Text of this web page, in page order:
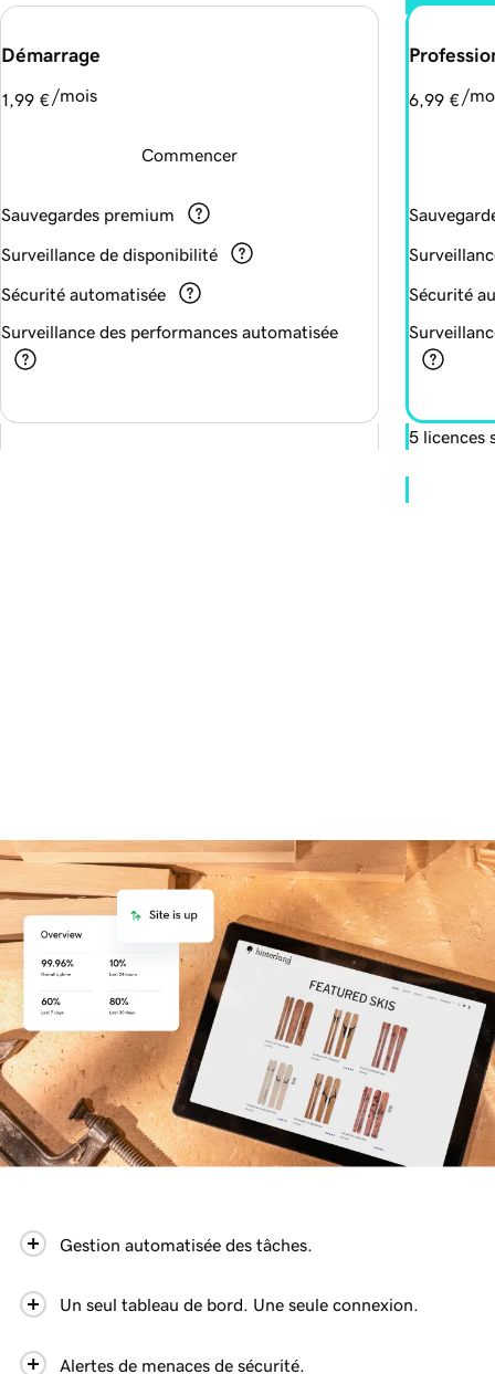
Démarrage
1,99 €/mois
Commencer
Sauvegardes premium
Surveillance de disponibilité
Sécurité automatisée
Surveillance des performances automatisée
5 licences
6,99 €/
Sécurité
Gestion automatisée des tâches.
Un seul tableau de bord. Une seule connexion.
Alertes de menaces de sécurité.